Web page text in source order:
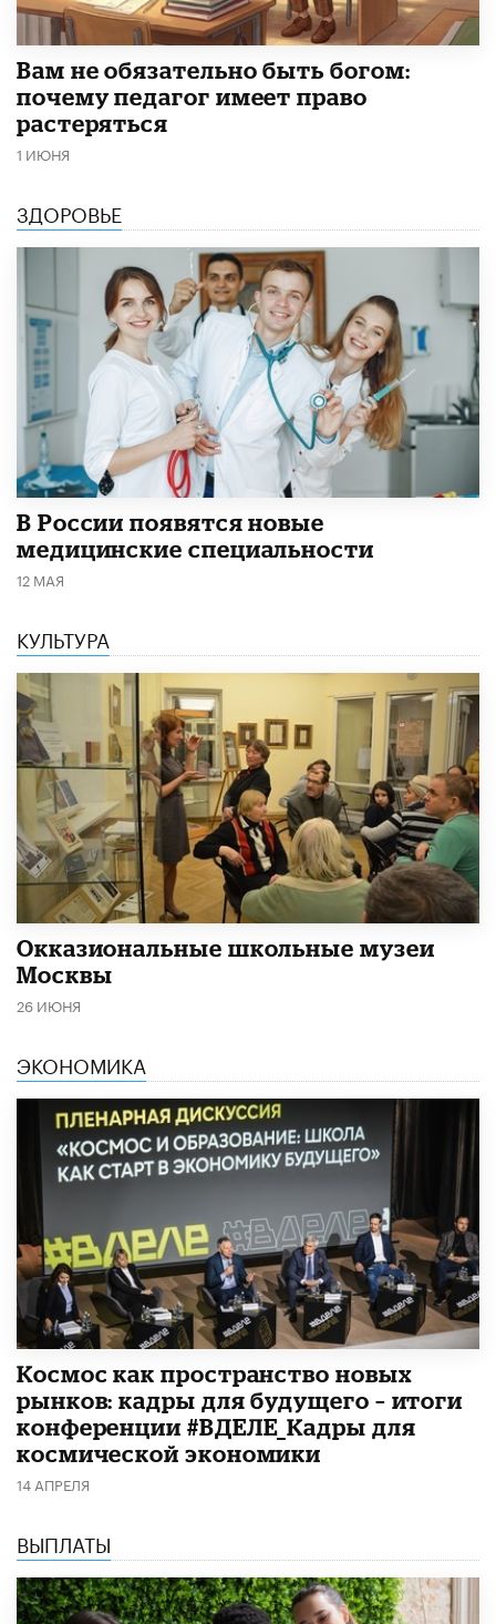
​Вам не обязательно быть богом:
почему педагог имеет право
растеряться
1 ИЮНЯ
ЗДОРОВЬЕ
В России появятся новые
медицинские специальности
12 МАЯ
КУЛЬТУРА
​Окказиональные школьные музеи
Москвы
26 ИЮНЯ
ЭКОНОМИКА
Космос как пространство новых
рынков: кадры для будущего – итоги
конференции #ВДЕЛЕ_Кадры для
космической экономики
14 АПРЕЛЯ
ВЫПЛАТЫ